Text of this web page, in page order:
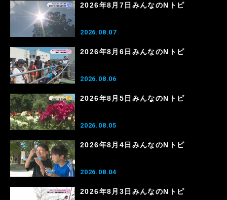
2026年8月7日みんなのNトピ
2026.08.07
2026年8月6日みんなのNトピ
2026.08.06
2026年8月5日みんなのNトピ
2026.08.05
2026年8月4日みんなのNトピ
2026.08.04
2026年8月3日みんなのNトピ